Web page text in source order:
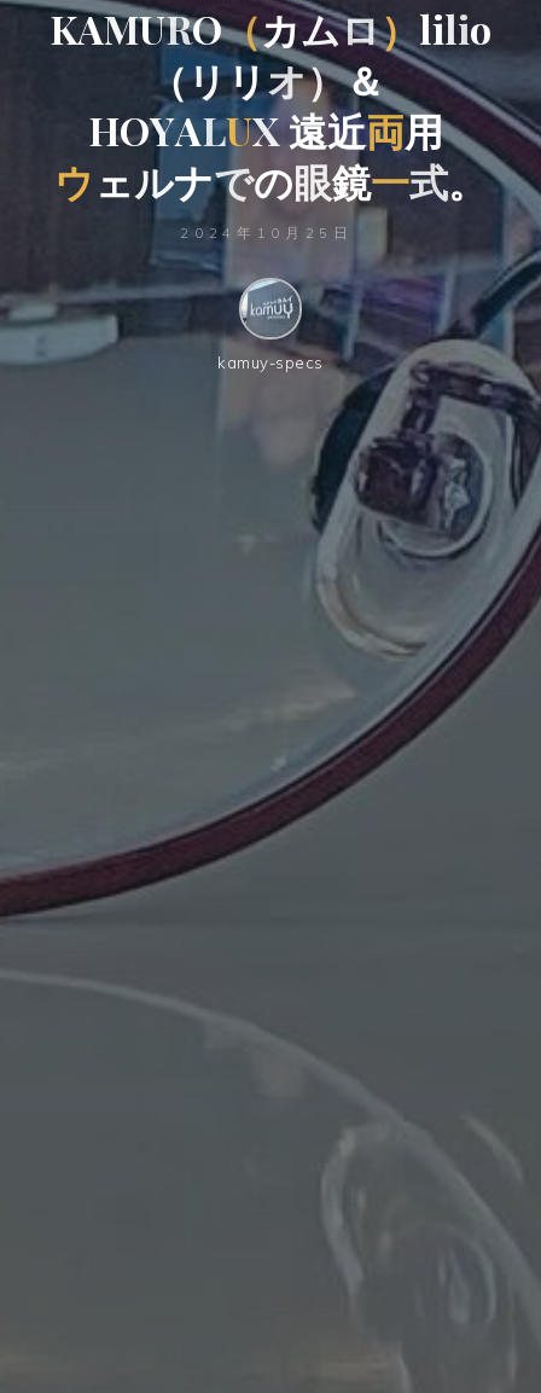
KAMURO（カムロ）lilio
（リリオ）＆
HOYALUX遠近両用
ウ ェルナでの眼鏡一式。
2024年10月25日
kamuy-specs